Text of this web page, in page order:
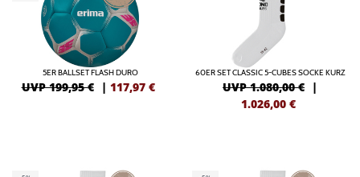
5ER BALLSET FLASH DURO
UVP 199,95 € | 117,97 €
60ER SET CLASSIC 5-CUBES SOCKE KURZ
UVP 1.080,00 € |
1.026,00 €